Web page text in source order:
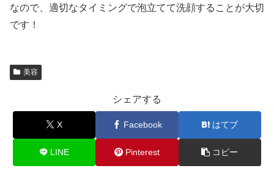
なので、適切なタイミングで泡立てて洗顔することが大切
です！
美容
シェアする
X Facebook はてブ
LINE Pinterest コピー